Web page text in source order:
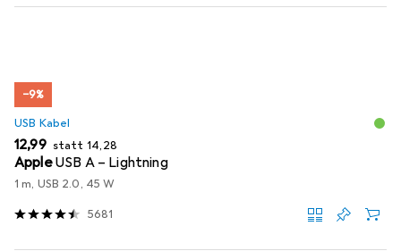
−9%
USB Kabel
EUR
12,99 statt EUR
14,28
AppleUSB A – Lightning
1 m, USB 2.0, 45 W
5681